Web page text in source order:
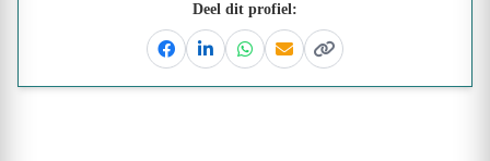
Deel dit profiel:
FacebookLinkedinWhatsapp
EmailKopieer link